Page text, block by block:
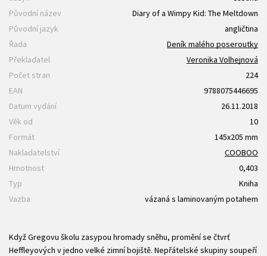
Původní název
Diary of a Wimpy Kid: The Meltdown
Původní jazyk
angličtina
Řada
Deník malého poseroutky
Překladatel
Veronika Volhejnová
Počet stran
224
EAN
9788075446695
Datum vydání
26.11.2018
Věk od
10
Formát
145x205 mm
Nakladatelství
COOBOO
Hmotnost
0,403
Typ
Kniha
Vazba
vázaná s laminovaným potahem
Když Gregovu školu zasypou hromady sněhu, promění se čtvrť
Heffleyových v jedno velké zimní bojiště. Nepřátelské skupiny soupeří